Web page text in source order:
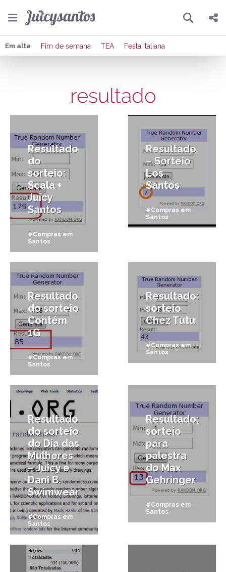
Pesquisar
Compartilhar
Publicar no Facebook
Publicar no X
Em alta Fim de semana TEA Festa italiana
resultado
Resultado
do
sorteio:
Scala +
Juicy
Santos
#Compras em
Santos
Resultado
– Sorteio
Los
Santos
#Compras em
Santos
1/05/2013
Resultado
do sorteio
Contém
1G
#Compras em
Santos
Resultado:
sorteio
Chez Tutu
#Compras em
Santos
21/03/2013
Resultado
do sorteio
do Dia das
Mulheres
– Juicy e
Dani B.
Swimwear
#Compras em
Santos
Resultado:
sorteio
para
palestra
do Max
Gehringer
#Compras em
Santos
8/10/2012